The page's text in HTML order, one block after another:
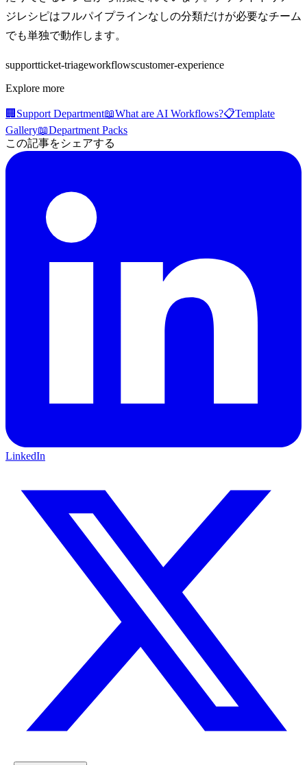
ジレシピはフルパイプラインなしの分類だけが必要なチーム
でも単独で動作します。
supportticket-triageworkflowscustomer-experience
Explore more
🏢 Support Department📖What are AI Workflows?📋Template
Gallery📖Department Packs
この記事をシェアする
LinkedIn